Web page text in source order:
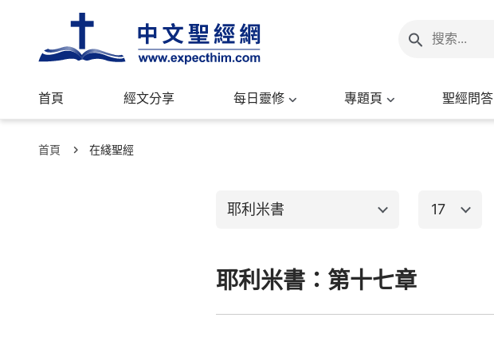
首頁 經文分享 每日靈修 專題頁 聖經問答
首頁 在綫聖經
耶利米書
舊約聖經
17
耶利米書：第十七章